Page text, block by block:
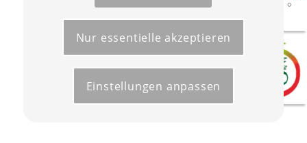
Nur essentielle akzeptieren
Einstellungen anpassen